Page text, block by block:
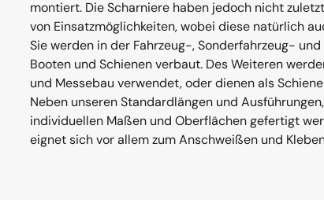
montiert. Die Scharniere haben jedoch nicht
von Einsatzmöglichkeiten, wobei diese natürlich
Sie werden in der Fahrzeug-, Sonderfahrzeug-
Booten und Schienen verbaut. Des Weiteren
und Messebau verwendet, oder dienen als
Neben unseren Standardlängen und
individuellen Maßen und Oberflächen gefertigt
eignet sich vor allem zum Anschweißen und